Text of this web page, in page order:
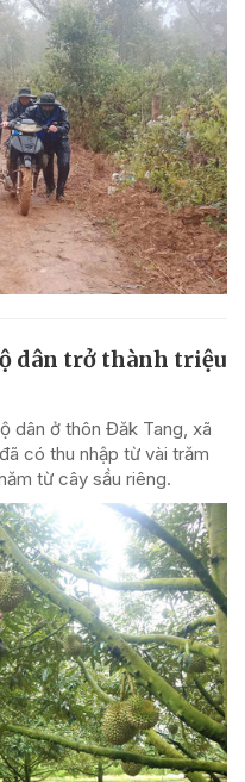
dân trở thành triệu
dân ở thôn Đăk Tang, xã
có thu nhập từ vài trăm
từ cây sầu riêng.